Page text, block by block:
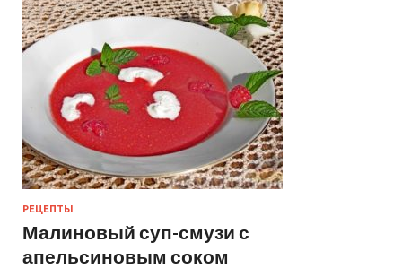
РЕЦЕПТЫ
Малиновый суп-смузи с
апельсиновым соком